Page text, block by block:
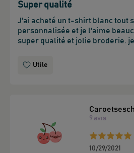
Super qualité
J'ai acheté un t-shirt blanc tout
personnalisée et je l'aime
super qualité et jolie broderie.
Utile
9 avis
10/29/2021